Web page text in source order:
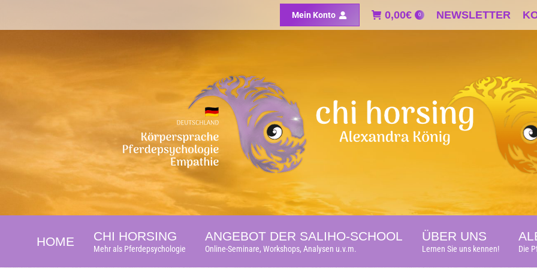
Mein Konto 0,00€ 0 NEWSLETTER
HOME CHI HORSING
Mehr als Pferdepsychologie
ANGEBOT DER SALIHO-SCHOOL
Online-Seminare, Workshops, Analysen u.v.m.
ÜBER UNS
Lernen Sie uns kennen! Die
Mein Konto 0,00€ 0 NEWSLETTER
HOME CHI HORSING